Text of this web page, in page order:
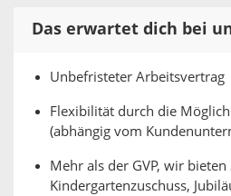
Das erwartet dich bei
Unbefristeter Arbeitsvertrag
Flexibilität durch die
(abhängig vom
Mehr als der GVP, wir
Kindergartenzuschuss,